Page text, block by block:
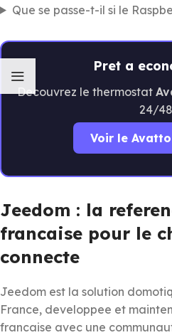
Que se passe-t-il si le
Pret a
Decouvrez le thermostat
24/
Voir le
Jeedom : la
francaise pour le
connecte
Jeedom est la solution
France, developpee et
francaise avec une